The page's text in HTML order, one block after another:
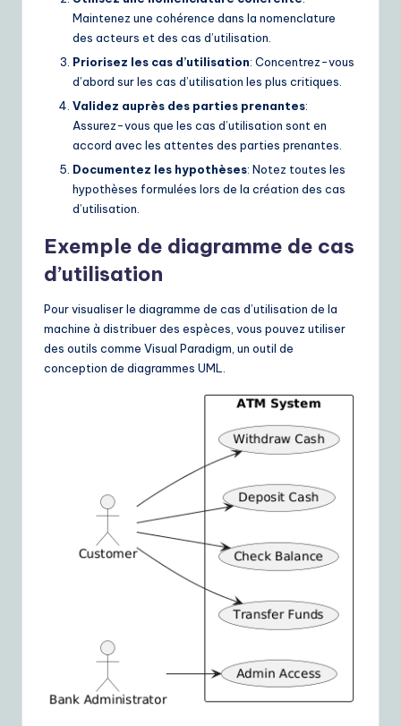
Maintenez une cohérence dans la nomenclature
des acteurs et des cas d’utilisation.
Priorisez les cas d’utilisation: Concentrez-vous
d’abord sur les cas d’utilisation les plus critiques.
Validez auprès des parties prenantes:
Assurez-vous que les cas d’utilisation sont en
accord avec les attentes des parties prenantes.
Documentez les hypothèses: Notez toutes les
hypothèses formulées lors de la création des cas
d’utilisation.
Exemple de diagramme de cas
d’utilisation
Pour visualiser le diagramme de cas d’utilisation de la
machine à distribuer des espèces, vous pouvez utiliser
des outils comme Visual Paradigm, un outil de
conception de diagrammes UML.